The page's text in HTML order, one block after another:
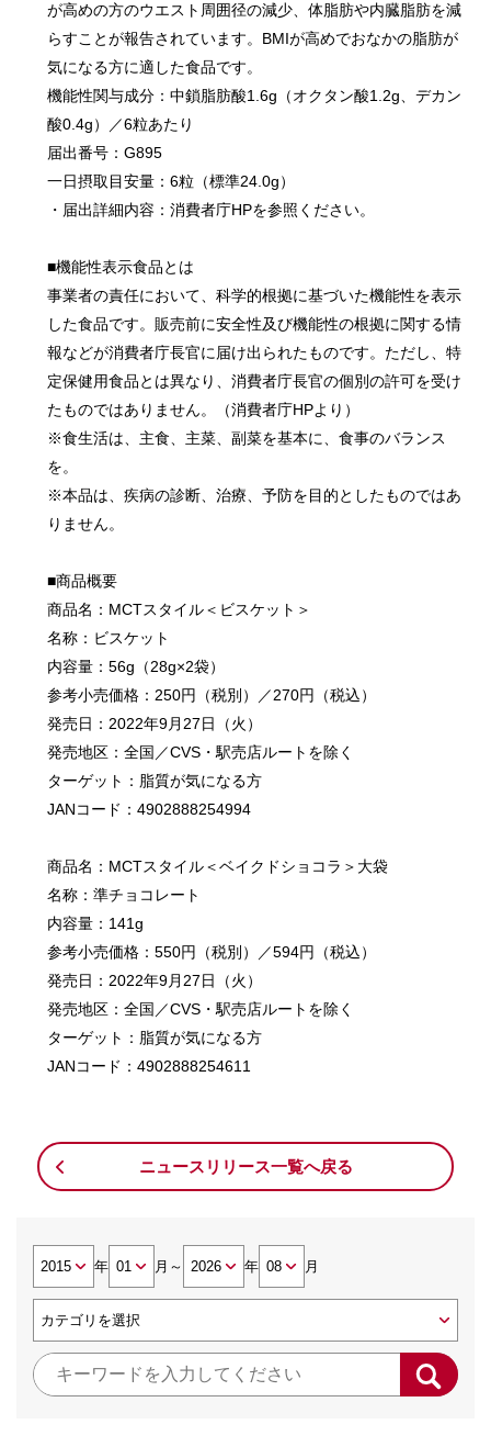
が高めの方のウエスト周囲径の減少、体脂肪や内臓脂肪を減
らすことが報告されています。BMIが高めでおなかの脂肪が
気になる方に適した食品です。
機能性関与成分：中鎖脂肪酸1.6g（オクタン酸1.2g、デカン
酸0.4g）／6粒あたり
届出番号：G895
一日摂取目安量：6粒（標準24.0g）
・届出詳細内容：消費者庁HPを参照ください。
■機能性表示食品とは
事業者の責任において、科学的根拠に基づいた機能性を表示
した食品です。販売前に安全性及び機能性の根拠に関する情
報などが消費者庁長官に届け出られたものです。ただし、特
定保健用食品とは異なり、消費者庁長官の個別の許可を受け
たものではありません。（消費者庁HPより）
※食生活は、主食、主菜、副菜を基本に、食事のバランス
を。
※本品は、疾病の診断、治療、予防を目的としたものではあ
りません。
■商品概要
商品名：MCTスタイル＜ビスケット＞
名称：ビスケット
内容量：56g（28g×2袋）
参考小売価格：250円（税別）／270円（税込）
発売日：2022年9月27日（火）
発売地区：全国／CVS・駅売店ルートを除く
ターゲット：脂質が気になる方
JANコード：4902888254994
商品名：MCTスタイル＜ベイクドショコラ＞大袋
名称：準チョコレート
内容量：141g
参考小売価格：550円（税別）／594円（税込）
発売日：2022年9月27日（火）
発売地区：全国／CVS・駅売店ルートを除く
ターゲット：脂質が気になる方
JANコード：4902888254611
ニュースリリース一覧へ戻る
年 月 ～ 年 月